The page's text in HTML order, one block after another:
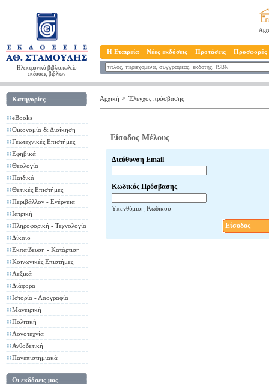
Ηλεκτρονικό βιβλιοπωλείο
εκδόσεις βιβλίων
Η Εταιρεία Νέες εκδόσεις Προτάσεις Προσφορές
Κατηγορίες
eBooks
Οικονομία & Διοίκηση
Γεωτεχνικές Επιστήμες
Εφηβικά
Θεολογία
Παιδικά
Θετικές Επιστήμες
Περιβάλλον - Ενέργεια
Ιατρική
Πληροφορική - Τεχνολογία
Δίκαιο
Εκπαίδευση - Κατάρτιση
Κοινωνικές Επιστήμες
Λεξικά
Διάφορα
Ιστορία - Λαογραφία
Μαγειρική
Πολιτική
Λογοτεχνία
Ανθοδετική
Πανεπιστημιακά
Οι εκδόσεις μας
Αρχική > Έλεγχος πρόσβασης
Είσοδος Μέλους
Διεύθυνση Email
Κωδικός Πρόσβασης
Υπενθύμιση Κωδικού
Είσοδος